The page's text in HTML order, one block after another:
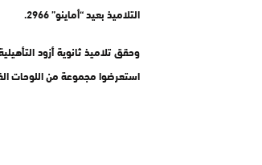
التلاميذ بعيد “أماينو” 2966.
وحقق تلاميذ ثانوية أزود
استعرضوا مجموعة من اللوحات